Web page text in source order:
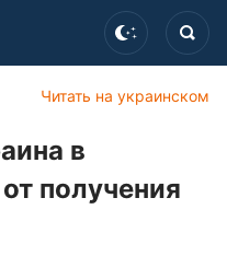
Читать на украинском
в
получения